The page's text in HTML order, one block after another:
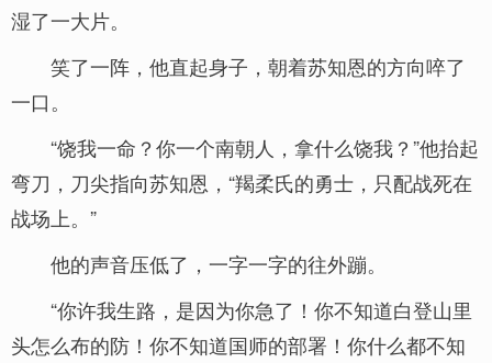
湿了一大片。
笑了一阵，他直起身子，朝着苏知恩的方向啐了
一口。
“饶我一命？你一个南朝人，拿什么饶我？”他抬起
弯刀，刀尖指向苏知恩，“羯柔氏的勇士，只配战死在
战场上。”
他的声音压低了，一字一字的往外蹦。
“你许我生路，是因为你急了！你不知道白登山里
头怎么布的防！你不知道国师的部署！你什么都不知